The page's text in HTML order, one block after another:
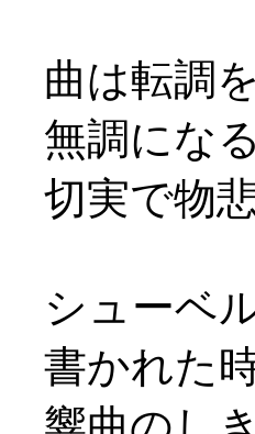
曲は転調
無調にな
切実で物
シューベ
書かれた